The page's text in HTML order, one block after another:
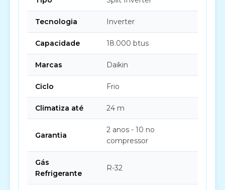
Tecnologia Inverter
Capacidade 18.000 btus
Marcas Daikin
Ciclo Frio
Climatiza até 24 m
Garantia
2 anos - 10 no
compressor
Gás
Refrigerante
R-32